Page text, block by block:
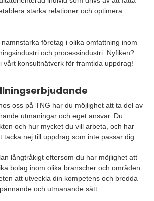
starka relationer och optimera
företag i olika omfattning inom
och processindustri. Nyfiken?
vårt konsultnätverk för framtida uppdrag!
oss på TNG har du möjlighet att ta del av
utmaningar och eget ansvar. Du
och hur mycket du vill arbeta, och har
tacka nej till uppdrag som inte passar dig.
långtråkigt eftersom du har möjlighet att
bolag inom olika branscher och områden.
att utveckla din kompetens och bredda
och utmanande sätt.